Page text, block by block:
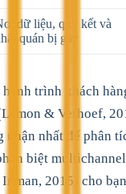
dữ liệu, quy kết và
quán bị gãy
hành trình khách
& Verhoef,
nhận nhất để phân
biệt
2015) cho